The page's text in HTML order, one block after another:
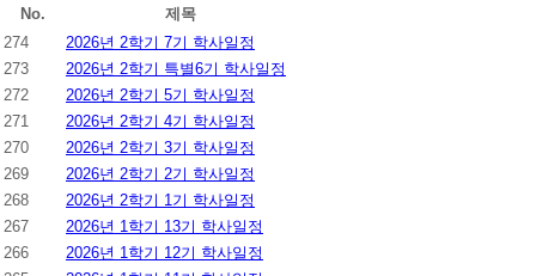
No.
제목
274
2026년 2학기 7기 학사일정
273
2026년 2학기 특별6기 학사일정
272
2026년 2학기 5기 학사일정
271
2026년 2학기 4기 학사일정
270
2026년 2학기 3기 학사일정
269
2026년 2학기 2기 학사일정
268
2026년 2학기 1기 학사일정
267
2026년 1학기 13기 학사일정
266
2026년 1학기 12기 학사일정